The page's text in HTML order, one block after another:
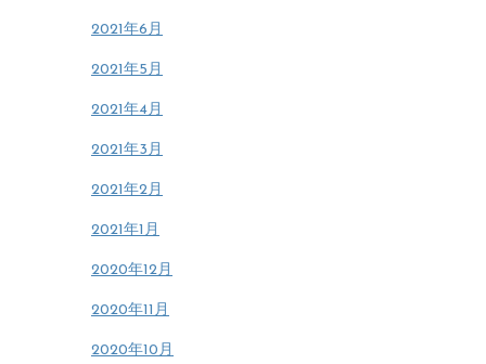
2021年6月
2021年5月
2021年4月
2021年3月
2021年2月
2021年1月
2020年12月
2020年11月
2020年10月